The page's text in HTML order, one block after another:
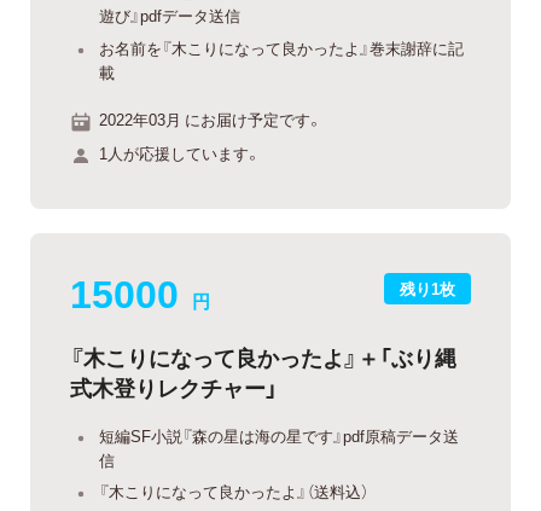
遊び』pdfデータ送信
お名前を『木こりになって良かったよ』巻末謝辞に記
載
2022年03月 にお届け予定です。
1人が応援しています。
残り1枚
15000 円
『木こりになって良かったよ』＋「ぶり縄
式木登りレクチャー」
短編SF小説『森の星は海の星です』pdf原稿データ送
信
『木こりになって良かったよ』（送料込）